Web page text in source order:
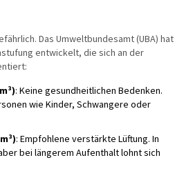
Das Umweltbundesamt (UBA) hat
entwickelt, die sich an der
: Keine gesundheitlichen Bedenken.
wie Kinder, Schwangere oder
: Empfohlene verstärkte Lüftung. In
bei längerem Aufenthalt lohnt sich